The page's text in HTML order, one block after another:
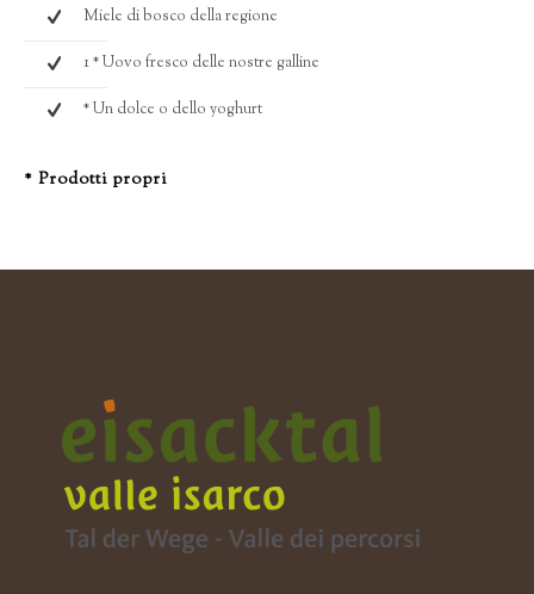
Miele di bosco della regione
1 * Uovo fresco delle nostre galline
* Un dolce o dello yoghurt
* Prodotti propri